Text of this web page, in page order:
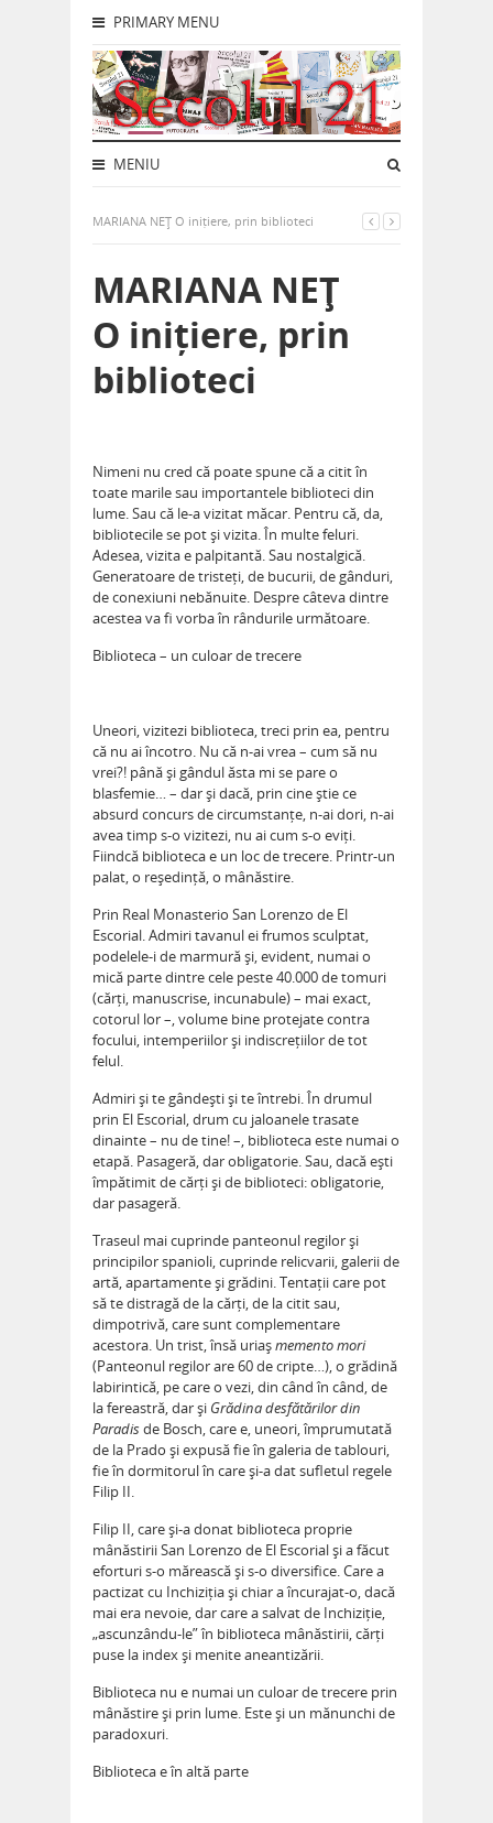
PRIMARY MENU
MENIU
MARIANA NEŢ O inițiere, prin biblioteci
MARIANA NEŢ
O inițiere, prin
biblioteci
Nimeni nu cred că poate spune că a citit în
toate marile sau importantele biblioteci din
lume. Sau că le-a vizitat măcar. Pentru că, da,
bibliotecile se pot și vizita. În multe feluri.
Adesea, vizita e palpitantă. Sau nostalgică.
Generatoare de tristeți, de bucurii, de gânduri,
de conexiuni nebănuite. Despre câteva dintre
acestea va fi vorba în rândurile următoare.
Biblioteca – un culoar de trecere
Uneori, vizitezi biblioteca, treci prin ea, pentru
că nu ai încotro. Nu că n-ai vrea – cum să nu
vrei?! până și gândul ăsta mi se pare o
blasfemie… – dar și dacă, prin cine știe ce
absurd concurs de circumstanțe, n-ai dori, n-ai
avea timp s-o vizitezi, nu ai cum s-o eviți.
Fiindcă biblioteca e un loc de trecere. Printr-un
palat, o reședință, o mânăstire.
Prin Real Monasterio San Lorenzo de El
Escorial. Admiri tavanul ei frumos sculptat,
podelele-i de marmură și, evident, numai o
mică parte dintre cele peste 40.000 de tomuri
(cărți, manuscrise, incunabule) – mai exact,
cotorul lor –, volume bine protejate contra
focului, intemperiilor și indiscrețiilor de tot
felul.
Admiri și te gândești și te întrebi. În drumul
prin El Escorial, drum cu jaloanele trasate
dinainte – nu de tine! –, biblioteca este numai o
etapă. Pasageră, dar obligatorie. Sau, dacă ești
împătimit de cărți și de biblioteci: obligatorie,
dar pasageră.
Traseul mai cuprinde panteonul regilor și
principilor spanioli, cuprinde relicvarii, galerii de
artă, apartamente și grădini. Tentații care pot
să te distragă de la cărți, de la citit sau,
dimpotrivă, care sunt complementare
acestora. Un trist, însă uriașmemento mori
(Panteonul regilor are 60 de cripte…), o grădină
labirintică, pe care o vezi, din când în când, de
la fereastră, dar și Grădina desfătărilor din
Paradisde Bosch, care e, uneori, împrumutată
de la Prado și expusă fie în galeria de tablouri,
fie în dormitorul în care și-a dat sufletul regele
Filip II.
Filip II, care și-a donat biblioteca proprie
mânăstirii San Lorenzo de El Escorial și a făcut
eforturi s-o mărească și s-o diversifice. Care a
pactizat cu Inchiziția și chiar a încurajat-o, dacă
mai era nevoie, dar care a salvat de Inchiziție,
„ascunzându-le” în biblioteca mânăstirii, cărți
puse la index și menite aneantizării.
Biblioteca nu e numai un culoar de trecere prin
mânăstire și prin lume. Este și un mănunchi de
paradoxuri.
Biblioteca e în altă parte